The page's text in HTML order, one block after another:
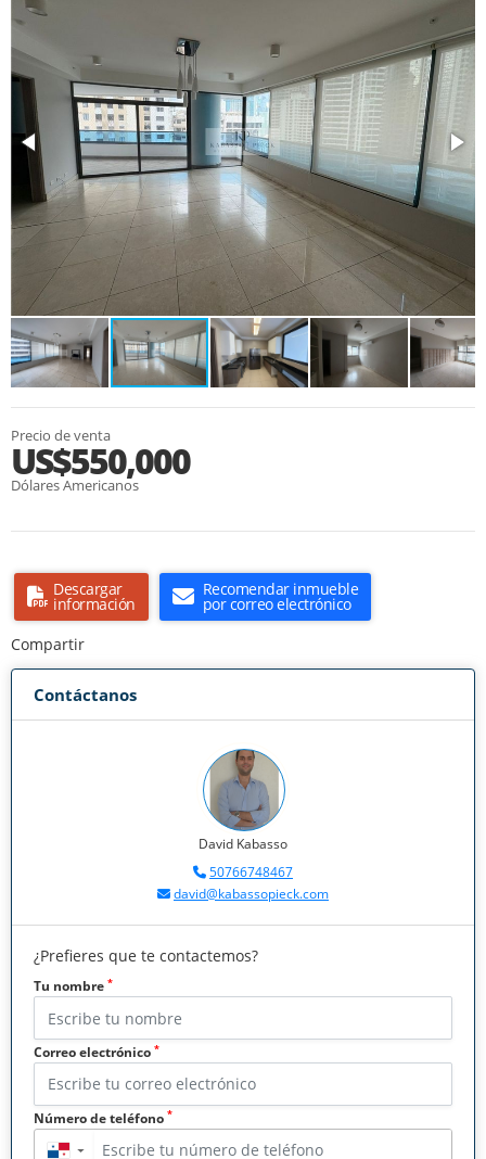
Precio de venta
US$550,000
Dólares Americanos
Descargar
información
Recomendar inmueble
por correo electrónico
Compartir
Contáctanos
David Kabasso
50766748467
david@kabassopieck.com
¿Prefieres que te contactemos?
Tu nombre *
Correo electrónico *
Número de teléfono *
▼